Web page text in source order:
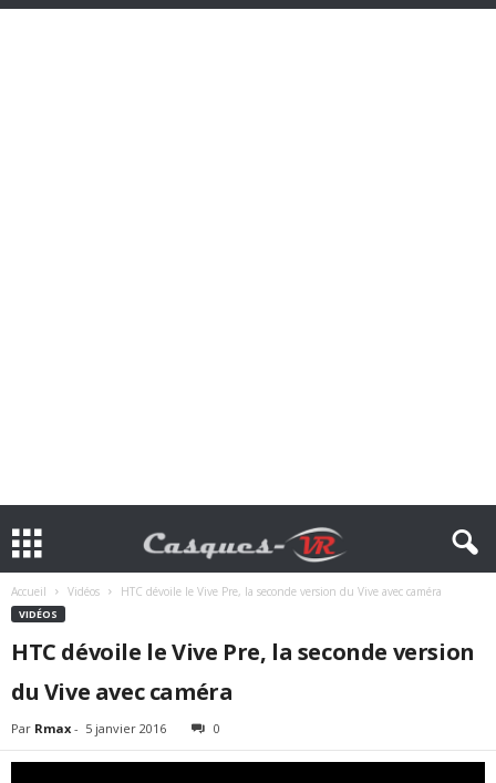
Accueil Vidéos HTC dévoile le Vive Pre, la seconde version du Vive avec caméra
VIDÉOS
HTC dévoile le Vive Pre, la seconde version
du Vive avec caméra
Par Rmax - 5 janvier 2016 0